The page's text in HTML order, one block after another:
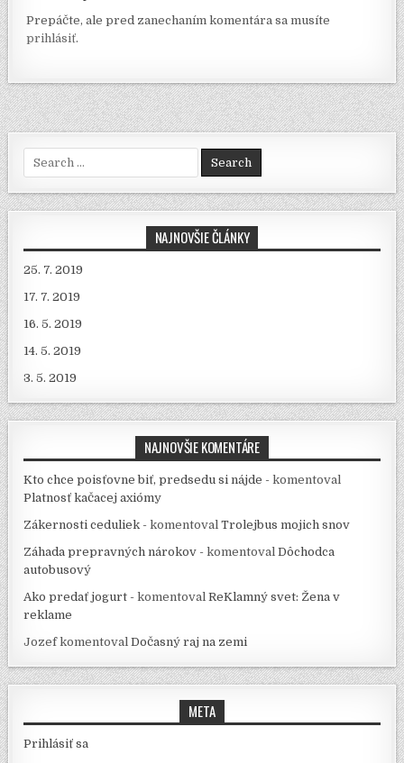
Prepáčte, ale pred zanechaním komentára sa musíte
prihlásiť.
Search for:
NAJNOVŠIE ČLÁNKY
25. 7. 2019
17. 7. 2019
16. 5. 2019
14. 5. 2019
3. 5. 2019
NAJNOVŠIE KOMENTÁRE
Kto chce poisťovne biť, predsedu si nájde - komentoval
Platnosť kačacej axiómy
Zákernosti ceduliek - komentovalTrolejbus mojich snov
Záhada prepravných nárokov - komentovalDôchodca
autobusový
Ako predať jogurt - komentovalReKlamný svet: Žena v
reklame
JozefkomentovalDočasný raj na zemi
META
Prihlásiť sa